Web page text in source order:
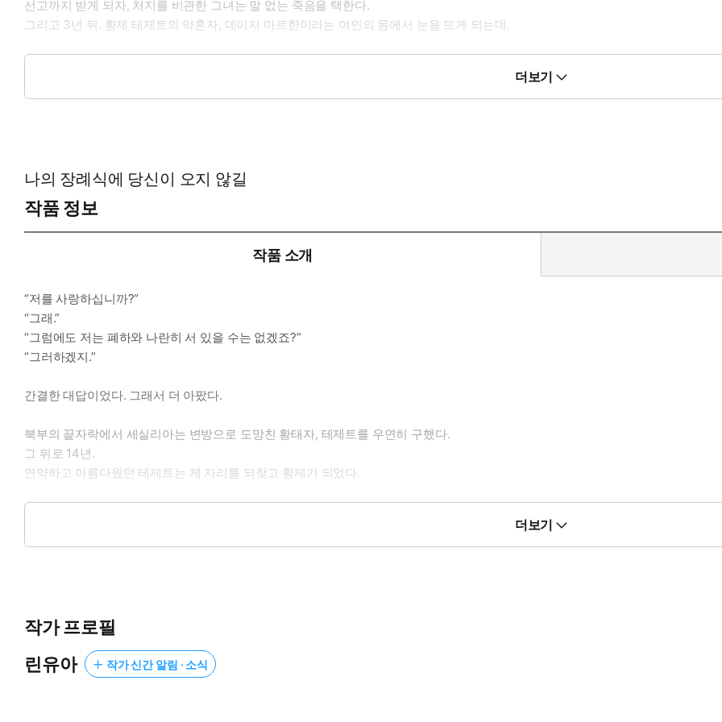
선고까지 받게 되자, 처지를 비관한 그녀는 말 없는 죽음을 택한다.
그리고 3년 뒤. 황제 테제트의 약혼자, 데이지 마르한이라는 여인의 몸에서 눈을 뜨게 되는데.
-공감 글귀:
“세실, 세실 제발, 나한테, 나한테 이러지 마……. 나는, 나는 한 번도 네가, 네가 없는 삶은 생각해 본 적 없단 말이다.”
헛구역질이라도 하는 것처럼 테제트의 어깨가 크게 들썩였다.
슬픔이 그의 온몸을 갈기갈기 찢으며 흘러나왔다.
더보기
나의 장례식에 당신이 오지 않길
작품 정보
작품 소개
“저를 사랑하십니까?”
“그래.”
“그럼에도 저는 폐하와 나란히 서 있을 수는 없겠죠?”
“그러하겠지.”
간결한 대답이었다. 그래서 더 아팠다.
북부의 끝자락에서 세실리아는 변방으로 도망친 황태자, 테제트를 우연히 구했다.
그 뒤로 14년.
연약하고 아름다웠던 테제트는 제 자리를 되찾고 황제가 되었다.
“그녀가 황후로서 지금 내게 줄 수 있는 것이 있나?”
“…길어야 3개월입니다.”
더보기
작가 프로필
린유아
작가 신간 알림 · 소식